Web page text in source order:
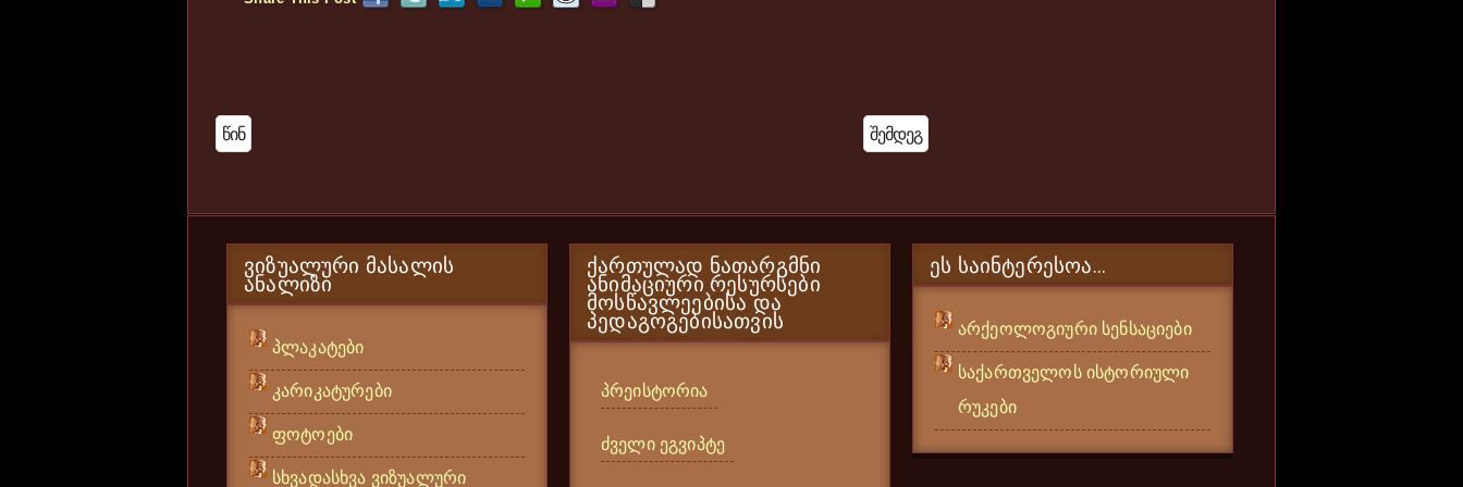
Შემდეგ
Წინ
ᲕᲘᲖᲣᲐᲚᲣᲠᲘ ᲛᲐᲡᲐᲚᲘᲡ
ᲐᲜᲐᲚᲘᲖᲘ
პლაკატები
კარიკატურები
ფოტოები
სხვადასხვა ვიზუალური
ᲥᲐᲠᲗᲣᲚᲐᲓ ᲜᲐᲗᲐᲠᲒᲛᲜᲘ
ᲐᲜᲘᲛᲐᲪᲘᲣᲠᲘ ᲠᲔᲡᲣᲠᲡᲔᲑᲘ
ᲛᲝᲡᲬᲐᲕᲚᲔᲔᲑᲘᲡᲐ ᲓᲐ
ᲞᲔᲓᲐᲒᲝᲒᲔᲑᲘᲡᲐᲗᲕᲘᲡ
პრეისტორია
ძველი ეგვიპტე
ᲔᲡ ᲡᲐᲘᲜᲢᲔᲠᲔᲡᲝᲐ...
არქეოლოგიური სენსაციები
საქართველოს ისტორიული
რუკები